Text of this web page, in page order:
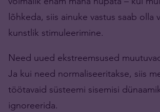
lõhkeda, siis ainuke vastus saab olla
kunstlik stimuleerimine.
Need uued ekstreemsused
Ja kui need normaliseeritakse, siis
töötavaid süsteemi sisemisi
ignoreerida.